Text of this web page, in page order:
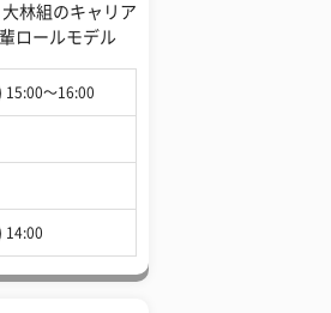
林組のキャリア
ロールモデル
15:00〜16:00
14:00